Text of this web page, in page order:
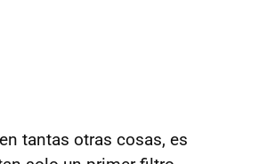
tantas otras cosas, es